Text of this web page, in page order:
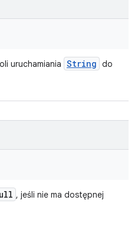
uruchamiania String do
, jeśli nie ma dostępnej